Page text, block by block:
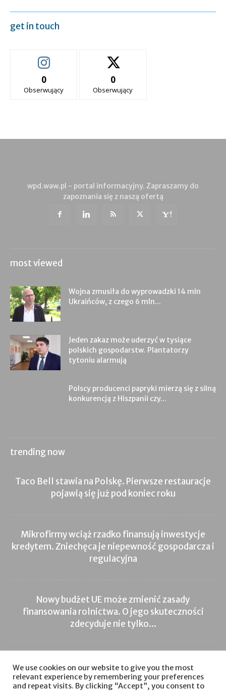
get in touch
0
Obserwujący
0
Obserwujący
wpd.waw.pl - portal informacyjny. Zapraszamy do
zapoznania się z naszą ofertą
most viewed
Wojna zmusiła do wyprowadzki 14 mln
Ukraińców, z czego 6 mln...
Jeden zakaz może uderzyć w tysiące
polskich gospodarstw. Plantatorzy
tytoniu alarmują
Polscy producenci papryki mierzą się z silną
konkurencją z Hiszpanii czy...
trending now
Taco Bell stawia na Polskę. Pierwsze restauracje
pojawią się już pod koniec roku
Mikrofirmy wciąż rzadko finansują inwestycje
kredytem. Zniechęca je niepewność gospodarcza i
regulacyjna
Nowy budżet UE może zmienić zasady
finansowania rolnictwa. O jego skuteczności
zdecyduje nie tylko...
Inwestycje Nieruchomości Inwestycje
Sprzedaż
Automatyzacja
Zdrowie Technologie IT
We use cookies on our website to give you the most
relevant experience by remembering your preferences
and repeat visits. By clicking “Accept”, you consent to